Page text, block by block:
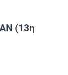
(13η